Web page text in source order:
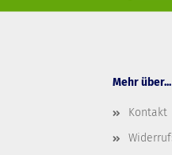
Mehr über...
Kontakt